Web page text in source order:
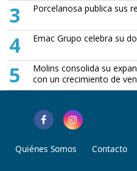
3 Porcelanosa publica sus
4 Emac Grupo celebra su
5
Molins consolida su
con un crecimiento de
Quiénes Somos Contacto